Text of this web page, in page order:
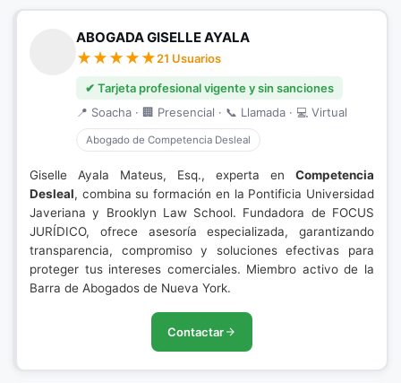
ABOGADA GISELLE AYALA
21 Usuarios
✔ Tarjeta profesional vigente y sin sanciones
📍 Soacha · 🏢 Presencial · 📞 Llamada · 💻 Virtual
Abogado de Competencia Desleal
Giselle Ayala Mateus, Esq., experta en Competencia
Desleal, combina su formación en la Pontificia Universidad
Javeriana y Brooklyn Law School. Fundadora de FOCUS
JURÍDICO, ofrece asesoría especializada, garantizando
transparencia, compromiso y soluciones efectivas para
proteger tus intereses comerciales. Miembro activo de la
Barra de Abogados de Nueva York.
Contactar